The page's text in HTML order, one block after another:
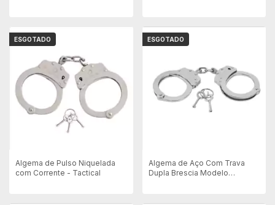
ESGOTADO
Algema de Pulso Niquelada
com Corrente - Tactical
ESGOTADO
Algema de Aço Com Trava
Dupla Brescia Modelo